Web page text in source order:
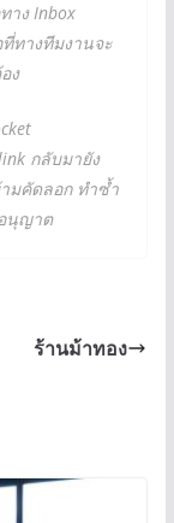
าง Inbox
ที่ทางทีมงานจะ
ง
กลับมายัง
ามคัดลอก ทำซ้ำ
นุญาต
ร้านม้าทอง